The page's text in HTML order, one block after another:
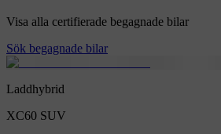
Visa alla certifierade begagnade bilar
Sök begagnade bilar
Laddhybrid
XC60 SUV